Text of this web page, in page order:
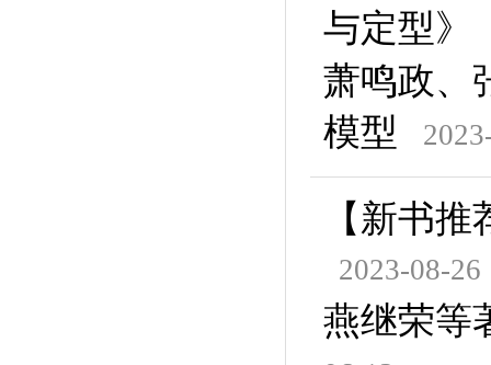
与定型》
萧鸣政、
模型
【新书
2023-08-26
燕继荣等